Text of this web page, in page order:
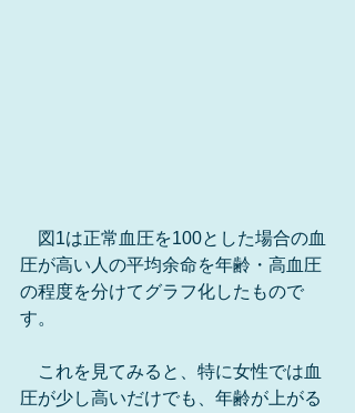
図1は正常血圧を100とした場合の血
圧が高い人の平均余命を年齢・高血圧
の程度を分けてグラフ化したもので
す。
これを見てみると、特に女性では血
圧が少し高いだけでも、年齢が上がる